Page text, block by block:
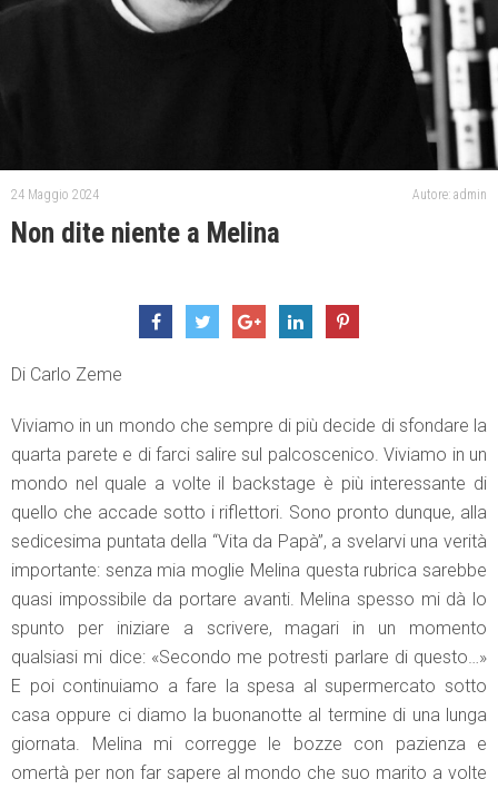
24 Maggio 2024 Autore: admin
Non dite niente a Melina
Di Carlo Zeme
Viviamo in un mondo che sempre di più decide di sfondare la
quarta parete e di farci salire sul palcoscenico. Viviamo in un
mondo nel quale a volte il backstage è più interessante di
quello che accade sotto i riflettori. Sono pronto dunque, alla
sedicesima puntata della “Vita da Papà”, a svelarvi una verità
importante: senza mia moglie Melina questa rubrica sarebbe
quasi impossibile da portare avanti. Melina spesso mi dà lo
spunto per iniziare a scrivere, magari in un momento
qualsiasi mi dice: «Secondo me potresti parlare di questo…»
E poi continuiamo a fare la spesa al supermercato sotto
casa oppure ci diamo la buonanotte al termine di una lunga
giornata. Melina mi corregge le bozze con pazienza e
omertà per non far sapere al mondo che suo marito a volte